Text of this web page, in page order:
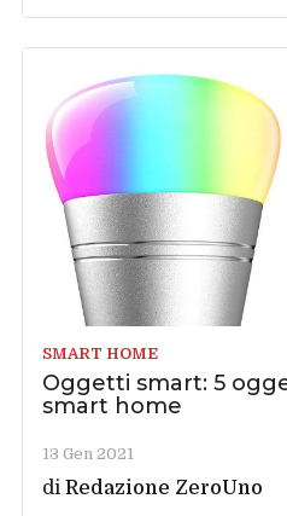
SMART HOME
Oggetti smart: 5
smart home
13 Gen 2021
diRedazione ZeroUno